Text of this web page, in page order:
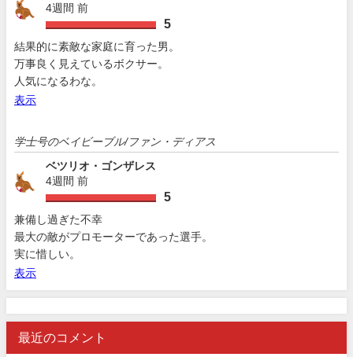
4週間 前
5
結果的に素敵な家庭に育った男。
万事良く見えているボクサー。
人気になるわな。
表示
学士号のベイビーブル/ファン・ディアス
ベツリオ・ゴンザレス
4週間 前
5
兼備し過ぎた不幸
最大の敵がプロモーターであった選手。
実に惜しい。
表示
最近のコメント